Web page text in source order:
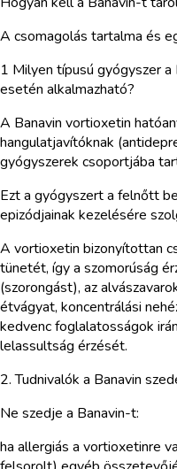
A csomagolás tartalma és
1 Milyen típusú gyógyszer
esetén alkalmazható?
A Banavin vortioxetin
hangulatjavítóknak
gyógyszerek csoportjába
Ezt a gyógyszert a felnőtt
epizódjainak kezelésére
A vortioxetin bizonyítottan
tünetét, így a szomorúság
(szorongást), az
étvágyat, koncentrálási
kedvenc foglalatosságok
lelassultság érzését.
2. Tudnivalók a Banavin
Ne szedje a Banavin-t:
ha allergiás a vortioxetinre